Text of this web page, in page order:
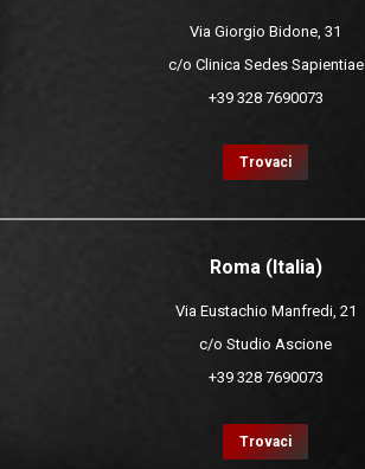
Via Giorgio Bidone, 31
c/o Clinica Sedes Sapientiae
+39 328 7690073
Trovaci
Roma (Italia)
Via Eustachio Manfredi, 21
c/o Studio Ascione
+39 328 7690073
Trovaci